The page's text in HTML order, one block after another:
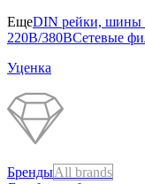
ЕщеDIN рейки, шины
220В/380ВСетевые
Уценка
БрендыAll brands